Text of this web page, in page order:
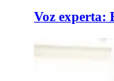
Voz experta: